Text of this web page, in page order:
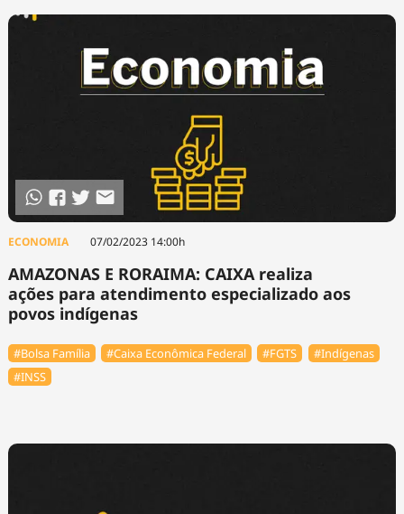
ECONOMIA 07/02/2023 14:00h
AMAZONAS E RORAIMA: CAIXA realiza
ações para atendimento especializado aos
povos indígenas
#Bolsa Família #Caixa Econômica Federal #FGTS
#Indígenas
#INSS